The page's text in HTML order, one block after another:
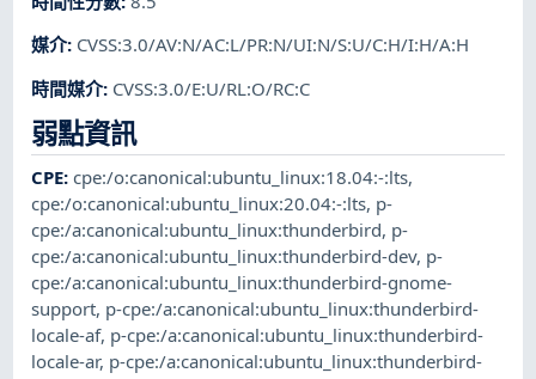
媒介: CVSS:3.0/AV:N/AC:L/PR:N/UI:N/S:U/C:H/I:H/A:H
時間媒介: CVSS:3.0/E:U/RL:O/RC:C
弱點資訊
CPE:cpe:/o:canonical:ubuntu_linux:18.04:-:lts,
cpe:/o:canonical:ubuntu_linux:20.04:-:lts, p-
cpe:/a:canonical:ubuntu_linux:thunderbird, p-
cpe:/a:canonical:ubuntu_linux:thunderbird-dev, p-
cpe:/a:canonical:ubuntu_linux:thunderbird-gnome-
support, p-cpe:/a:canonical:ubuntu_linux:thunderbird-
locale-af, p-cpe:/a:canonical:ubuntu_linux:thunderbird-
locale-ar, p-cpe:/a:canonical:ubuntu_linux:thunderbird-